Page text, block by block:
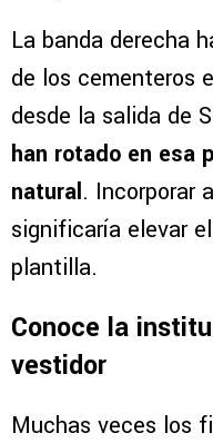
La banda derecha
de los cementeros
desde la salida de
han rotado en esa
natural. Incorporar
significaría elevar
plantilla.
Conoce la
vestidor
Muchas veces los